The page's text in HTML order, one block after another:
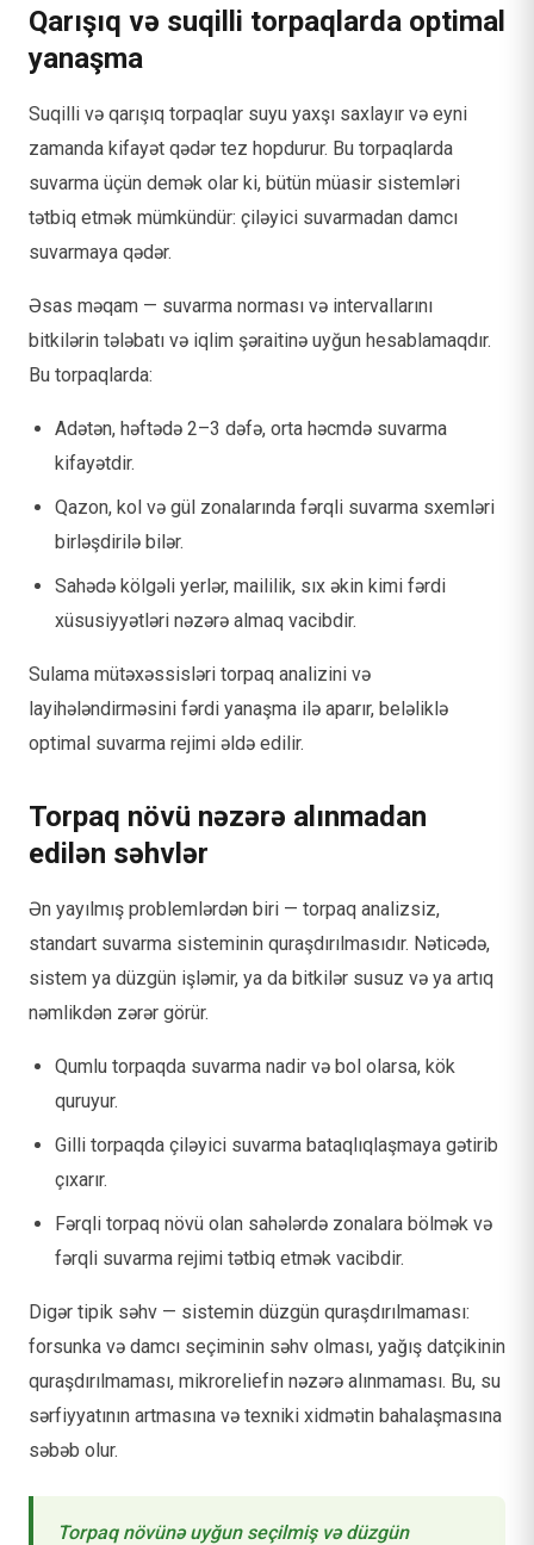
Qarışıq və suqilli torpaqlarda optimal
yanaşma
Suqilli və qarışıq torpaqlar suyu yaxşı saxlayır və eyni
zamanda kifayət qədər tez hopdurur. Bu torpaqlarda
suvarma üçün demək olar ki, bütün müasir sistemləri
tətbiq etmək mümkündür: çiləyici suvarmadan damcı
suvarmaya qədər.
Əsas məqam — suvarma norması və intervallarını
bitkilərin tələbatı və iqlim şəraitinə uyğun hesablamaqdır.
Bu torpaqlarda:
Adətən, həftədə 2–3 dəfə, orta həcmdə suvarma
kifayətdir.
Qazon, kol və gül zonalarında fərqli suvarma sxemləri
birləşdirilə bilər.
Sahədə kölgəli yerlər, maililik, sıx əkin kimi fərdi
xüsusiyyətləri nəzərə almaq vacibdir.
Sulama mütəxəssisləri torpaq analizini və
layihələndirməsini fərdi yanaşma ilə aparır, beləliklə
optimal suvarma rejimi əldə edilir.
Torpaq növü nəzərə alınmadan
edilən səhvlər
Ən yayılmış problemlərdən biri — torpaq analizsiz,
standart suvarma sisteminin quraşdırılmasıdır. Nəticədə,
sistem ya düzgün işləmir, ya da bitkilər susuz və ya artıq
nəmlikdən zərər görür.
Qumlu torpaqda suvarma nadir və bol olarsa, kök
quruyur.
Gilli torpaqda çiləyici suvarma bataqlıqlaşmaya gətirib
çıxarır.
Fərqli torpaq növü olan sahələrdə zonalara bölmək və
fərqli suvarma rejimi tətbiq etmək vacibdir.
Digər tipik səhv — sistemin düzgün quraşdırılmaması:
forsunka və damcı seçiminin səhv olması, yağış datçikinin
quraşdırılmaması, mikroreliefin nəzərə alınmaması. Bu, su
sərfiyyatının artmasına və texniki xidmətin bahalaşmasına
səbəb olur.
Torpaq növünə uyğun seçilmiş və düzgün